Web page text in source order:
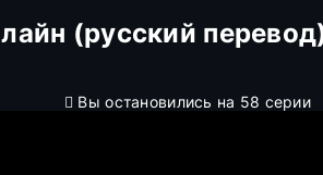
(русский
Вы остановились на 58 серии